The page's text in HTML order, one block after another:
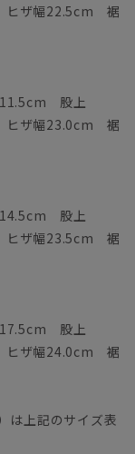
ザ幅22.5cm 裾
股上
ザ幅23.0cm 裾
股上
ザ幅23.5cm 裾
股上
ザ幅24.0cm 裾
は上記のサイズ表